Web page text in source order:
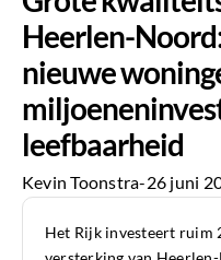
Heerlen-
nieuwe
leefbaarheid
Kevin Toonstra-26 juni
Het Rijk investeert ruim